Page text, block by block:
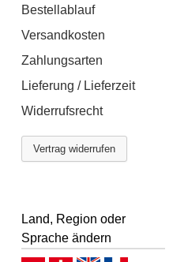
Bestellablauf
Versandkosten
Zahlungsarten
Lieferung / Lieferzeit
Widerrufsrecht
Vertrag widerrufen
Land, Region oder
Sprache ändern